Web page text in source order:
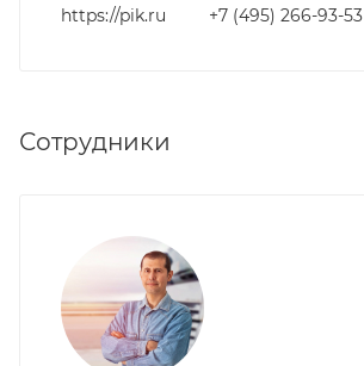
https://pik.ru +7 (495) 266-93-53
Сотрудники